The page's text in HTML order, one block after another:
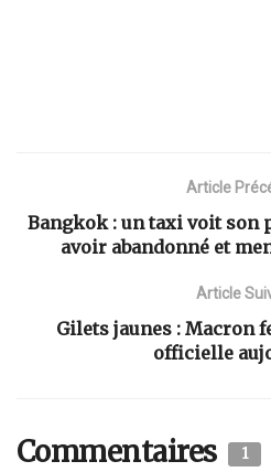
Article
Bangkok : un taxi voit son
avoir abandonné et
Article
Gilets jaunes : Macron
officielle
Commentaires 1